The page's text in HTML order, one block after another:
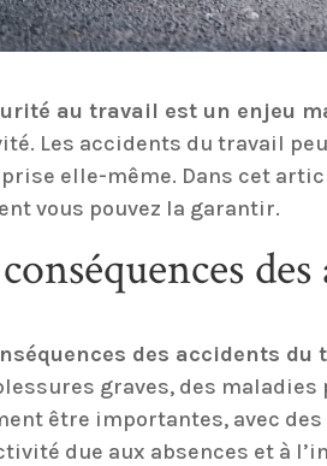
au travail est un enjeu
Les accidents du travail
elle-même. Dans cet
vous pouvez la garantir.
des accidents du
graves, des
être importantes, avec
due aux absences et à